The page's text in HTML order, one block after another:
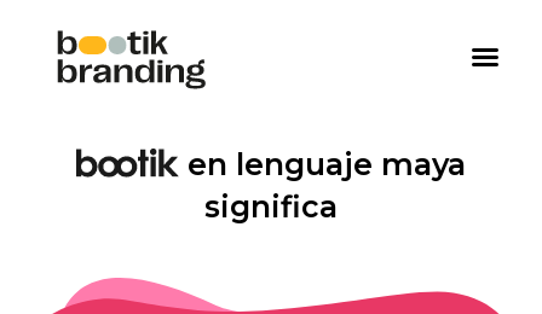
en lenguaje maya
significa